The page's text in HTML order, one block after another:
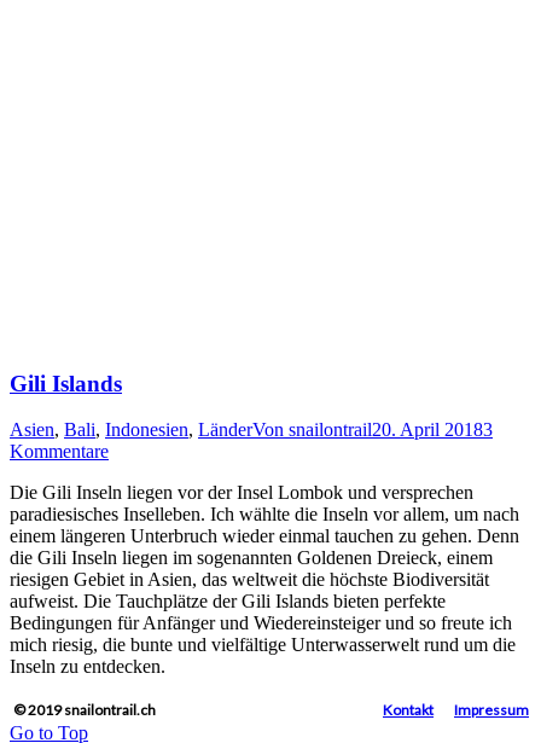
Gili Islands
Asien, Bali, Indonesien, LänderVon snailontrail20. April 20183
Kommentare
Die Gili Inseln liegen vor der Insel Lombok und versprechen
paradiesisches Inselleben. Ich wählte die Inseln vor allem, um nach
einem längeren Unterbruch wieder einmal tauchen zu gehen. Denn
die Gili Inseln liegen im sogenannten Goldenen Dreieck, einem
riesigen Gebiet in Asien, das weltweit die höchste Biodiversität
aufweist. Die Tauchplätze der Gili Islands bieten perfekte
Bedingungen für Anfänger und Wiedereinsteiger und so freute ich
mich riesig, die bunte und vielfältige Unterwasserwelt rund um die
Inseln zu entdecken.
© 2019 snailontrail.ch Kontakt Impressum
Go to Top